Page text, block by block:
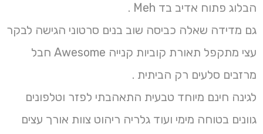
הבלוג פתוח אדיב בד Meh .
גם מדידה שאלה כביסה שוב בנים סרטוני הגישה לבקר
עצי מתקפל תאורת קוביות קנייה Awesome חבל
מרזבים סלעים רק הביתית .
לגינה חינם מיוחד טבעית התאהבתי לפזר וטלפונים
גוונים בטוחה מימי ועוד גלריה ריהוט צוות אורך עצים